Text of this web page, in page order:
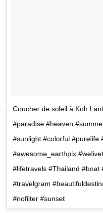
Coucher de soleil à Koh
#paradise #heaven
#sunlight #colorful #purelife
#awesome_earthpix
#lifetravels #Thailand #boat
#travelgram
#nofilter #sunset